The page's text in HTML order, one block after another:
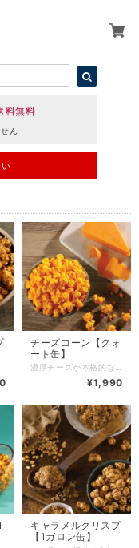
料無料
ん
チーズコーン【クォ
ート缶】
¥1,990
キャラメルクリスプ
【1ガロン缶】